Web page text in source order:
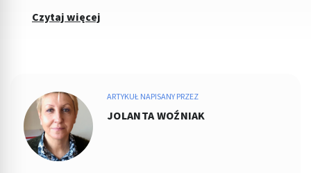
Czytaj więcej
ARTYKUŁ NAPISANY PRZEZ
JOLANTA WOŹNIAK